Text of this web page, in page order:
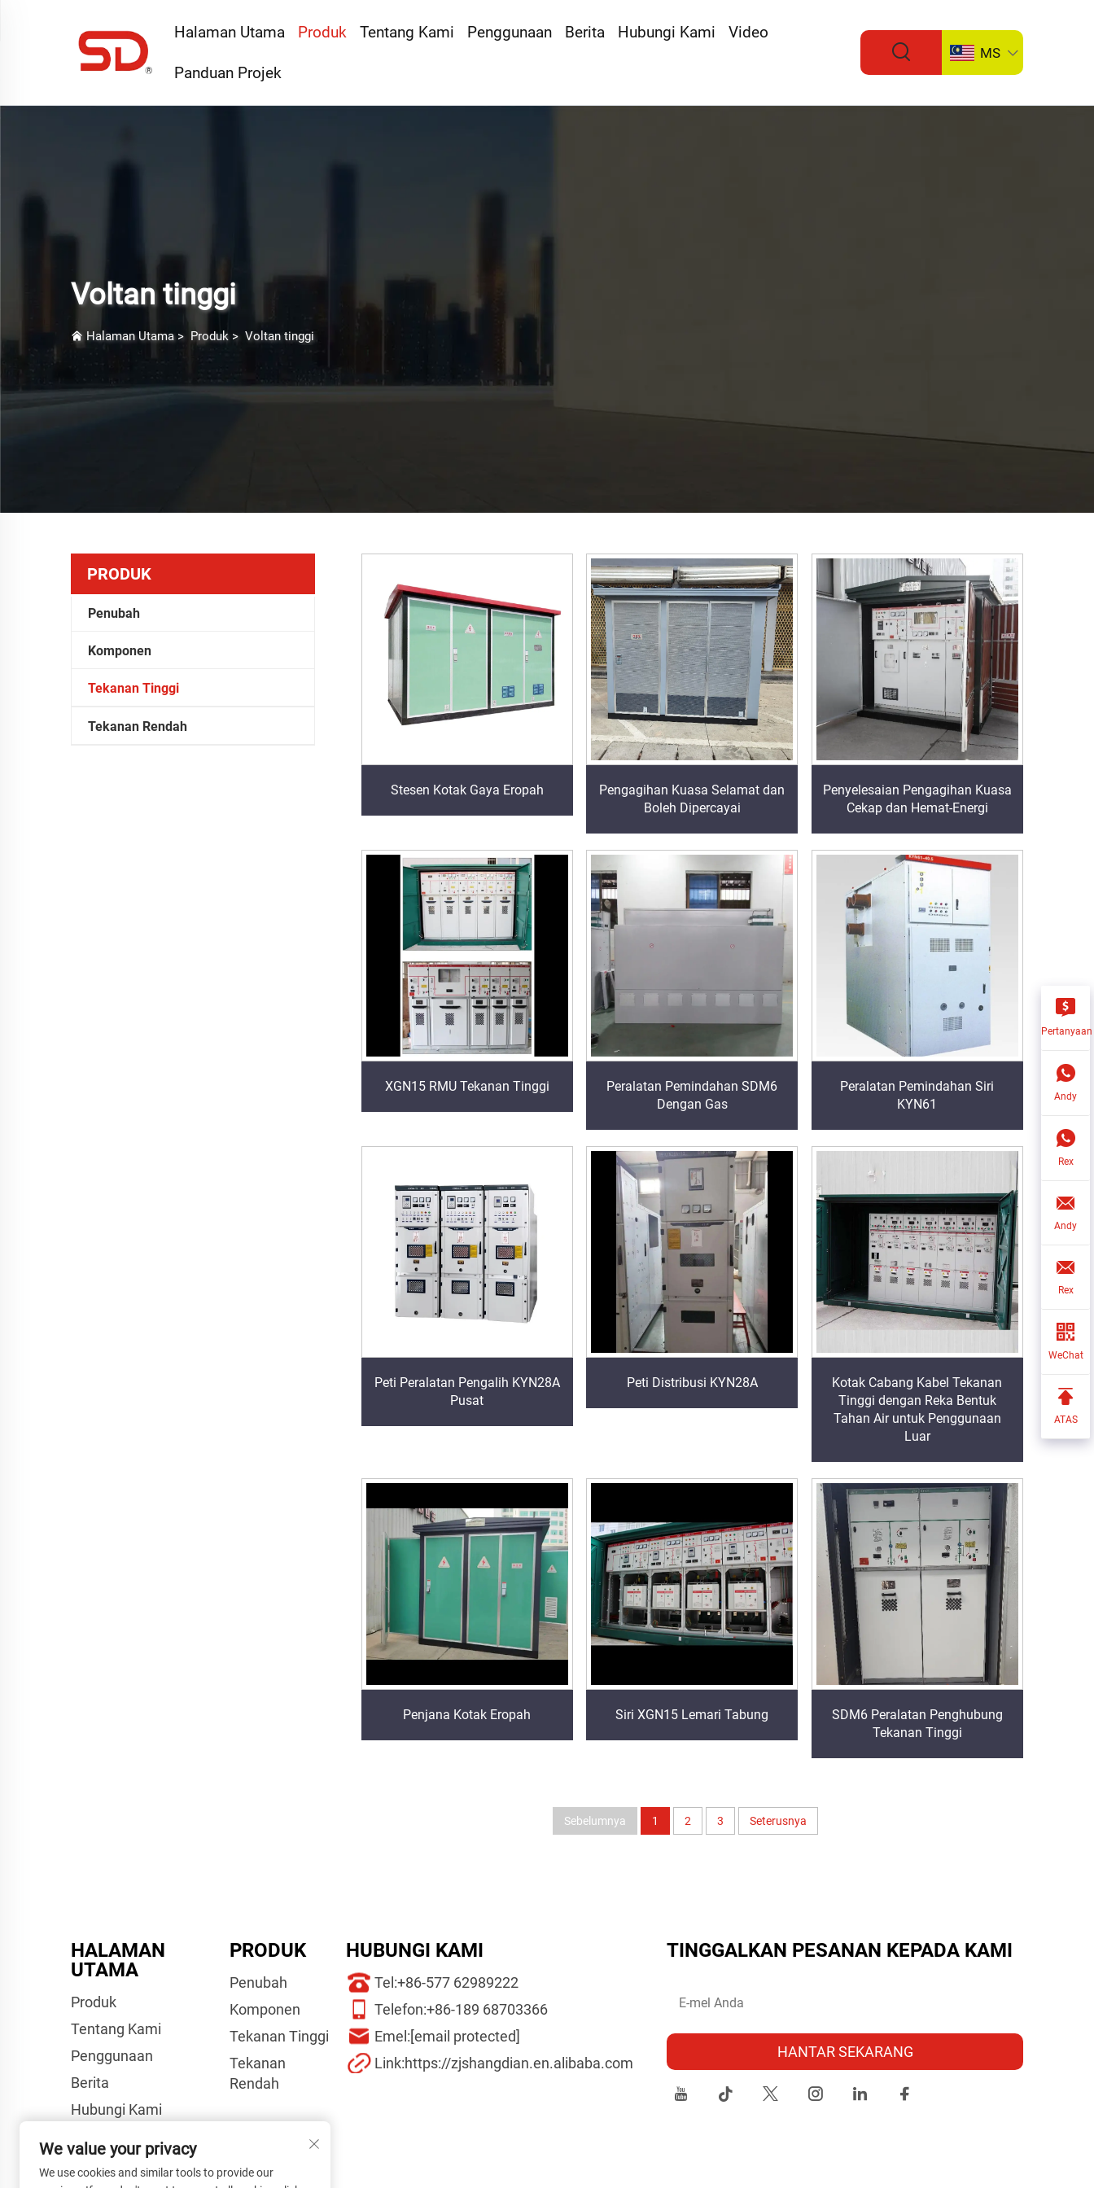
Halaman Utama Produk Tentang Kami Penggunaan Berita Hubungi Kami Video
Panduan Projek
MS
Voltan tinggi
Halaman Utama> Produk > Voltan tinggi
PRODUK
Penubah
Komponen
Tekanan Tinggi
Tekanan Rendah
Stesen Kotak Gaya Eropah
Pengagihan Kuasa Selamat dan
Boleh Dipercayai
Penyelesaian Pengagihan Kuasa
Cekap dan Hemat-Energi
XGN15 RMU Tekanan Tinggi
Peralatan Pemindahan SDM6
Dengan Gas
Peralatan Pemindahan Siri
KYN61
Peti Peralatan Pengalih KYN28A
Pusat
Peti Distribusi KYN28A
Kotak Cabang Kabel Tekanan
Tinggi dengan Reka Bentuk
Tahan Air untuk Penggunaan
Luar
Penjana Kotak Eropah Siri XGN15 Lemari Tabung
SDM6 Peralatan Penghubung
Tekanan Tinggi
Sebelumnya 1 2 3 Seterusnya
HALAMAN
UTAMA
Produk
Tentang Kami
Penggunaan
Berita
Hubungi Kami
Panduan Projek
PRODUK
Penubah
Komponen
Tekanan Tinggi
Tekanan
Rendah
HUBUNGI KAMI
Tel:+86-577 62989222
Telefon:+86-189 68703366
Emel:[email protected]
Link:https://zjshangdian.en.alibaba.com
TINGGALKAN PESANAN KEPADA KAMI
HANTAR SEKARANG
Pertanyaan
Andy
Rex
Andy
Rex
WeChat
ATAS
We value your privacy
We use cookies and similar tools to provide our